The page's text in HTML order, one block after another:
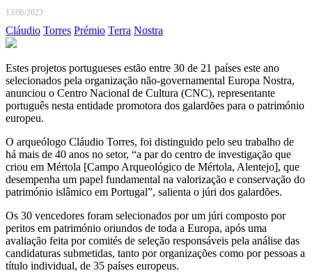
13/06/2023
Cláudio Torres Prémio Terra Nostra
Estes projetos portugueses estão entre 30 de 21 países este ano
selecionados pela organização não-governamental Europa Nostra,
anunciou o Centro Nacional de Cultura (CNC), representante
português nesta entidade promotora dos galardões para o património
europeu.
O arqueólogo Cláudio Torres, foi distinguido pelo seu trabalho de
há mais de 40 anos no setor, “a par do centro de investigação que
criou em Mértola [Campo Arqueológico de Mértola, Alentejo], que
desempenha um papel fundamental na valorização e conservação do
património islâmico em Portugal”, salienta o júri dos galardões.
Os 30 vencedores foram selecionados por um júri composto por
peritos em património oriundos de toda a Europa, após uma
avaliação feita por comités de seleção responsáveis pela análise das
candidaturas submetidas, tanto por organizações como por pessoas a
título individual, de 35 países europeus.